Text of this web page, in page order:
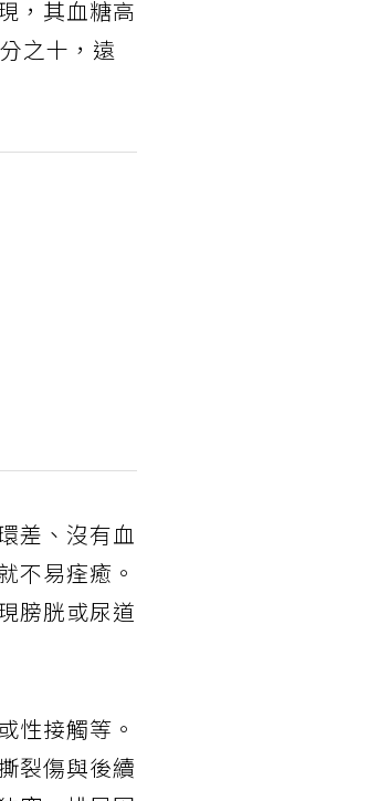
，其血糖高
之十，遠
差、沒有血
不易痊癒。
膀胱或尿道
性接觸等。
裂傷與後續